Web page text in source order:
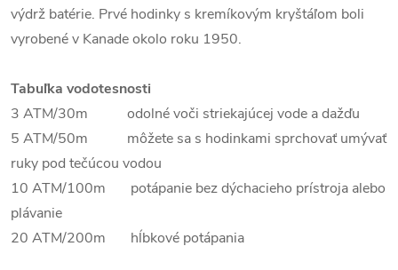
výdrž batérie. Prvé hodinky s kremíkovým kryštáľom boli
vyrobené v Kanade okolo roku 1950.
Tabuľka vodotesnosti
3 ATM/30m odolné voči striekajúcej vode a dažďu
5 ATM/50m môžete sa s hodinkami sprchovať umývať
ruky pod tečúcou vodou
10 ATM/100m potápanie bez dýchacieho prístroja alebo
plávanie
20 ATM/200m hĺbkové potápania